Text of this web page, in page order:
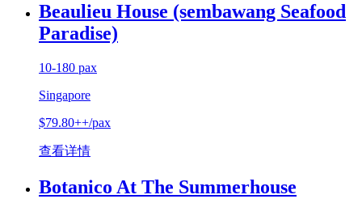
Beaulieu House (sembawang Seafood
Paradise)
10-180 pax
Singapore
$79.80++/pax
查看详情
Botanico At The Summerhouse